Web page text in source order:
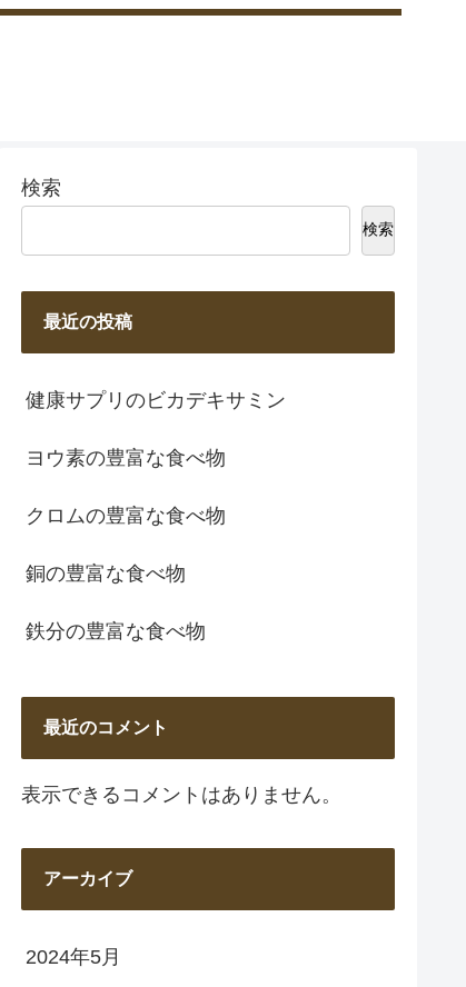
検索
検索
最近の投稿
健康サプリのビカデキサミン
ヨウ素の豊富な食べ物
クロムの豊富な食べ物
銅の豊富な食べ物
鉄分の豊富な食べ物
最近のコメント
表示できるコメントはありません。
アーカイブ
2024年5月